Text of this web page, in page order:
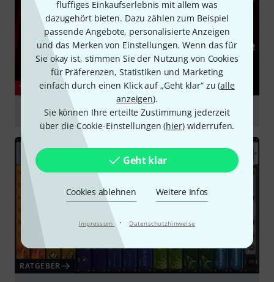
fluffiges Einkaufserlebnis mit allem was
dazugehört bieten. Dazu zählen zum Beispiel
passende Angebote, personalisierte Anzeigen
und das Merken von Einstellungen. Wenn das für
Sie okay ist, stimmen Sie der Nutzung von Cookies
für Präferenzen, Statistiken und Marketing
einfach durch einen Klick auf „Geht klar“ zu (alle
anzeigen).
Sie können Ihre erteilte Zustimmung jederzeit
über die Cookie-Einstellungen (hier) widerrufen.
Geht klar
Cookies ablehnen Weitere Infos
Impressum · Datenschutzhinweise
YOUTUBE
EastWest Voices of Opera Trailer
abspielen
RATGEBER